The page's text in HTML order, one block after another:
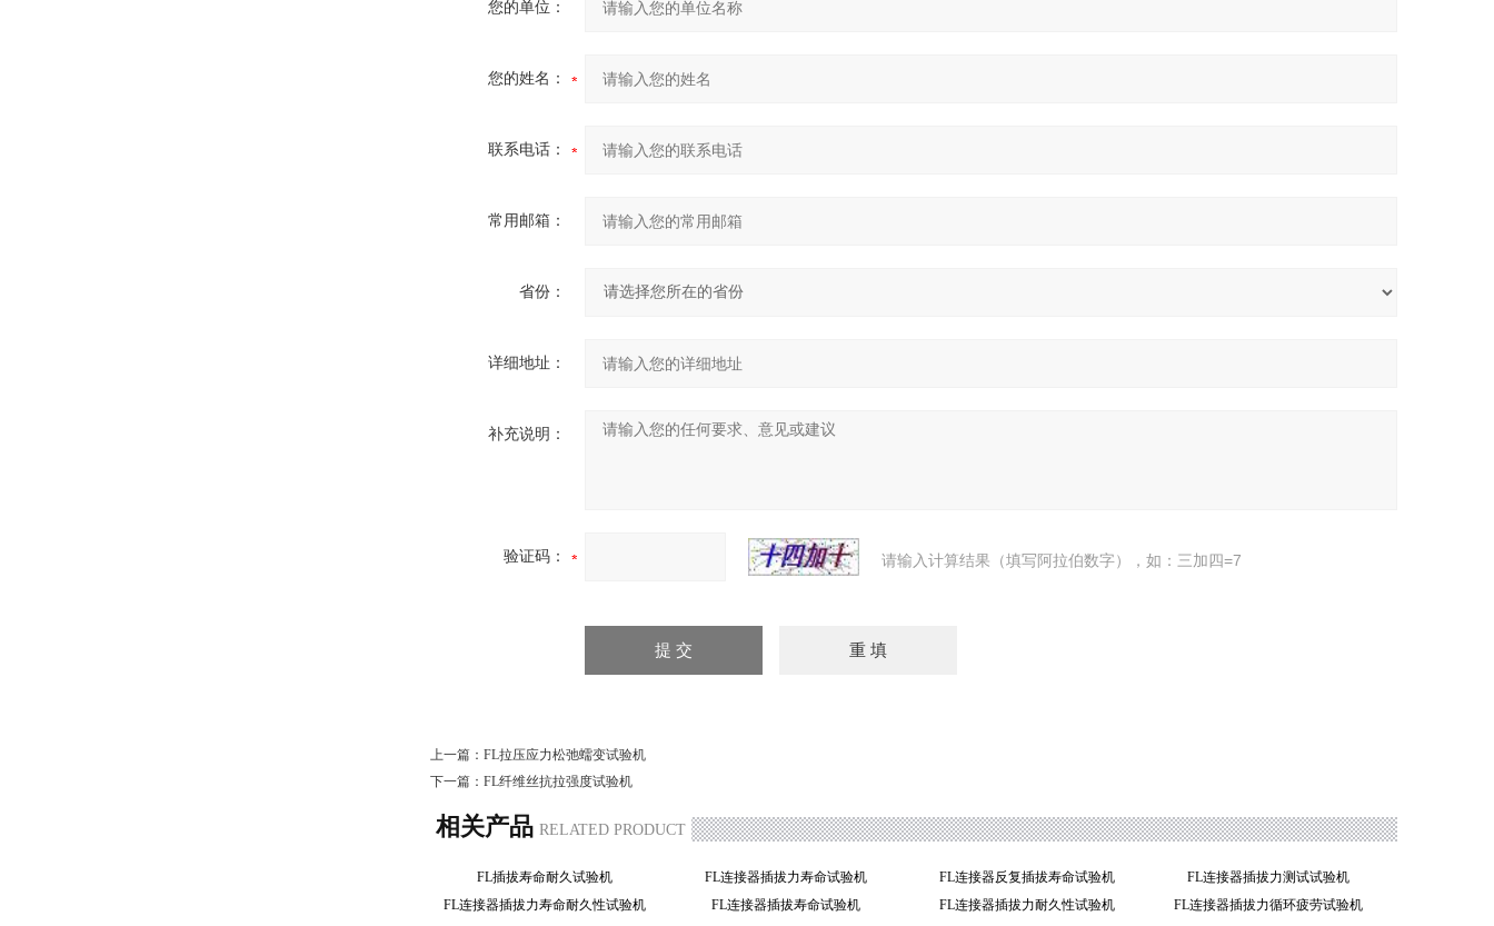
您的单位：
您的姓名：
联系电话：
常用邮箱：
省份：
详细地址：
补充说明：
验证码： 请输入计算结果（填写阿拉伯数字），如：三加四=7
上一篇： FL拉压应力松弛蠕变试验机
下一篇： FL纤维丝抗拉强度试验机
相关产品 RELATED PRODUCT
FL插拔寿命耐久试验机 FL连接器插拔力寿命试验机 FL连接器反复插拔寿命试验机
FL连接器插拔力测试试验机
FL连接器插拔力寿命耐久性试验机
FL连接器插拔寿命试验机 FL连接器插拔力耐久性试验机
FL连接器插拔力循环疲劳试验机